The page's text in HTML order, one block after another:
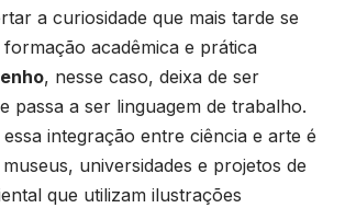
a curiosidade que mais tarde se
acadêmica e prática
, nesse caso, deixa de ser
passa a ser linguagem de trabalho.
integração entre ciência e arte é
universidades e projetos de
que utilizam ilustrações